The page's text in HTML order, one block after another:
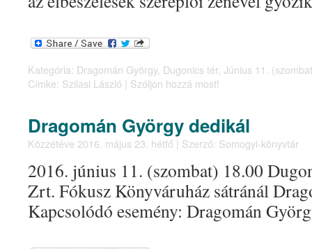
Kategória: Dragomán György, Dugonics tér, Június 11.
Címke: Szilasi László | Szóljon hozzá most!
Dragomán György dedikál
Közzétéve 2016. május 23. hétfő | Szerző: Somogyi-könyvtár
2016. június 11. (szombat) 18.00
Zrt. Fókusz Könyváruház sátránál
Kapcsolódó esemény: Dragomán